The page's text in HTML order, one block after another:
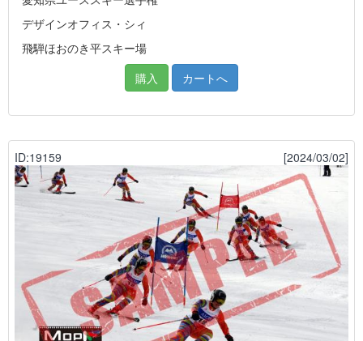
デザインオフィス・シィ
飛騨ほおのき平スキー場
購入
カートへ
ID:19159 [2024/03/02]